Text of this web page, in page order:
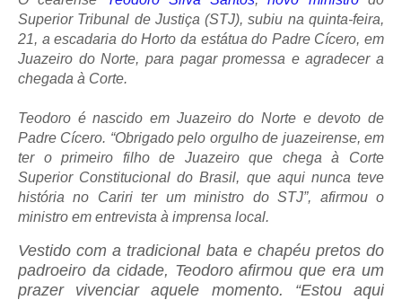
Superior Tribunal de Justiça (STJ), subiu na quinta-feira,
21, a escadaria do Horto da estátua do Padre Cícero, em
Juazeiro do Norte, para pagar promessa e agradecer a
chegada à Corte.
Teodoro é nascido em Juazeiro do Norte e devoto de
Padre Cícero. “Obrigado pelo orgulho de juazeirense, em
ter o primeiro filho de Juazeiro que chega à Corte
Superior Constitucional do Brasil, que aqui nunca teve
história no Cariri ter um ministro do STJ”, afirmou o
ministro em entrevista à imprensa local.
Vestido com a tradicional bata e chapéu pretos do
padroeiro da cidade, Teodoro afirmou que era um
prazer vivenciar aquele momento. “Estou aqui